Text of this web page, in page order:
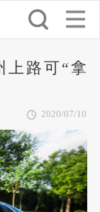
上路可“拿
2020/07/10